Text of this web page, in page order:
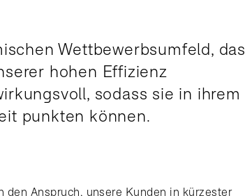
Wettbewerbsumfeld, das
hohen Effizienz
sodass sie in ihrem
punkten können.
den Anspruch, unsere Kunden in kürzester